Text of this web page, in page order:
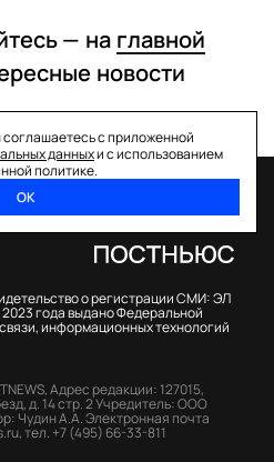
— на главной
новости
с приложенной
данныхи с использованием
политике.
ОК
о регистрации СМИ: ЭЛ
года выдано Федеральной
информационных технологий
Адрес редакции: 127015,
д. 14 стр. 2Учредитель: ООО
Чудин А.А.Электронная почта
,тел. +7 (495) 66-33-811